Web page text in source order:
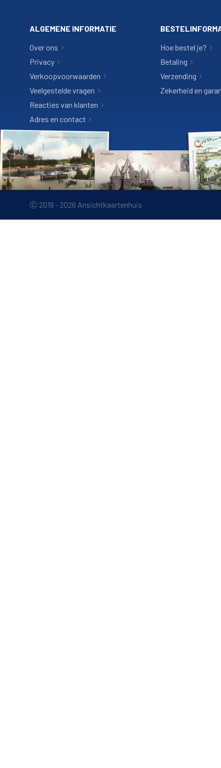
ALGEMENE INFORMATIE
Over ons
Privacy
Verkoopvoorwaarden
Veelgestelde vragen
Reacties van klanten
Adres en contact
Hoe bestel je?
Betaling
Verzending
Zekerheid en
Ⓒ 2019 - 2026 Ansichtkaartenhuis